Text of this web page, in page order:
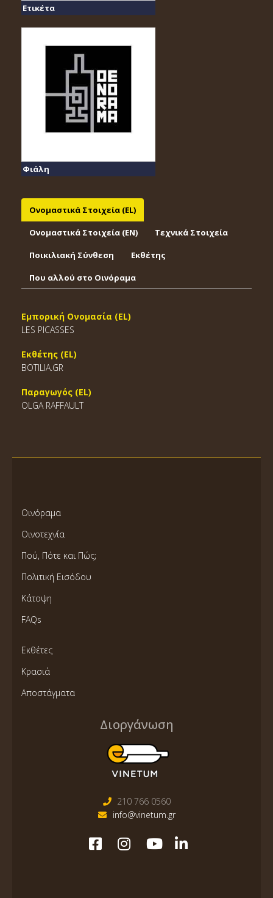
Ετικέτα
Φιάλη
Ονομαστικά Στοιχεία (EL)
Ονομαστικά Στοιχεία (EΝ) Τεχνικά Στοιχεία
Ποικιλιακή Σύνθεση Εκθέτης
Που αλλού στο Οινόραμα
Εμπορική Ονομασία (EL)
LES PICASSES
Εκθέτης (EL)
BOTILIA.GR
Παραγωγός (EL)
OLGA RAFFAULT
Οινόραμα
Οινοτεχνία
Πού, Πότε και Πώς;
Πολιτική Εισόδου
Κάτοψη
FAQs
Εκθέτες
Κρασιά
Αποστάγματα
Διοργάνωση
210 766 0560
info@vinetum.gr